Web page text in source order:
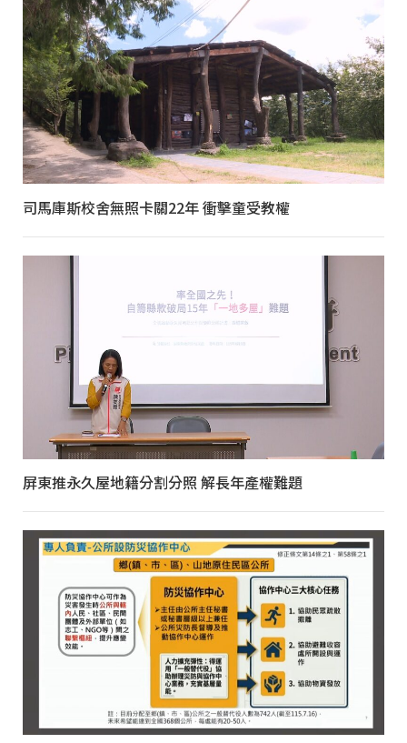
司馬庫斯校舍無照卡關22年 衝擊童受教權
屏東推永久屋地籍分割分照 解長年產權難題